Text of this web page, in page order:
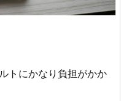
トにかなり負担がかか